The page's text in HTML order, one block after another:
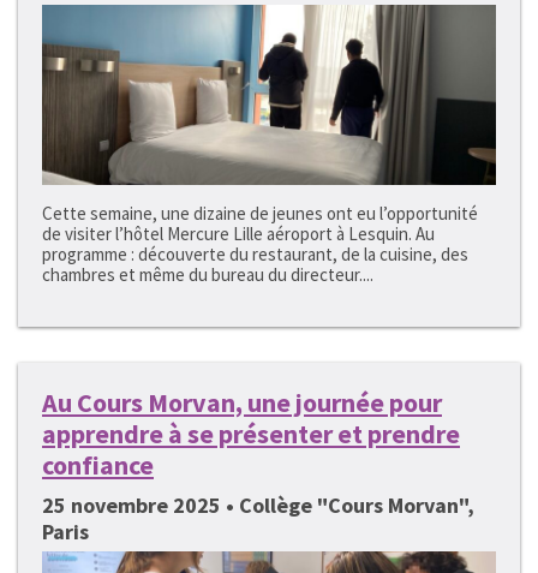
Cette semaine, une dizaine de jeunes ont eu l’opportunité
de visiter l’hôtel Mercure Lille aéroport à Lesquin. Au
programme : découverte du restaurant, de la cuisine, des
chambres et même du bureau du directeur....
Au Cours Morvan, une journée pour
apprendre à se présenter et prendre
confiance
25 novembre 2025 • Collège "Cours Morvan",
Paris